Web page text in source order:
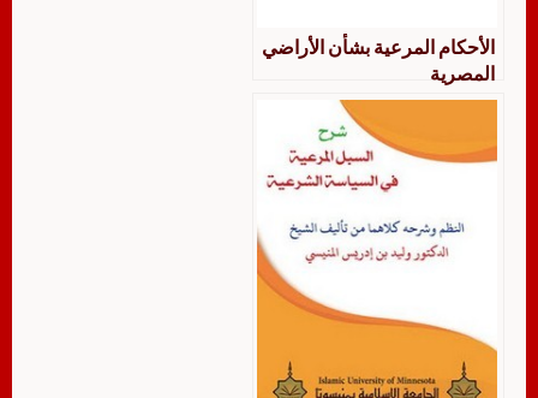
الأحكام المرعية بشأن الأراضي
المصرية